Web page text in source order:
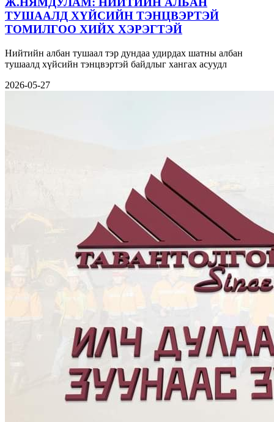
ТУШААЛД ХҮЙСИЙН ТЭНЦВЭРТЭЙ
ТОМИЛГОО ХИЙХ ХЭРЭГТЭЙ
Нийтийн албан тушаал тэр дундаа удирдах шатны албан
тушаалд хүйсийн тэнцвэртэй байдлыг хангах асуудл
2026-05-27